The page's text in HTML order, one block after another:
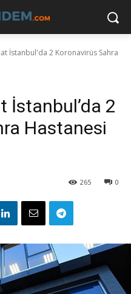
İstanbul'da 2 Koronavirüs Sahra
İstanbul’da 2
Hastanesi
0
265